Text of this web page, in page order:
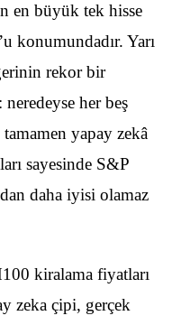
en büyük tek hisse
konumundadır. Yarı
rekor bir
her beş
yapay zekâ
sayesinde S&P
daha iyisi olamaz
kiralama fiyatları
zeka çipi, gerçek